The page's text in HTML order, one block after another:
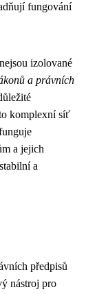
fungování
izolované
a právních
komplexní síť
a jejich
a
předpisů
nástroj pro